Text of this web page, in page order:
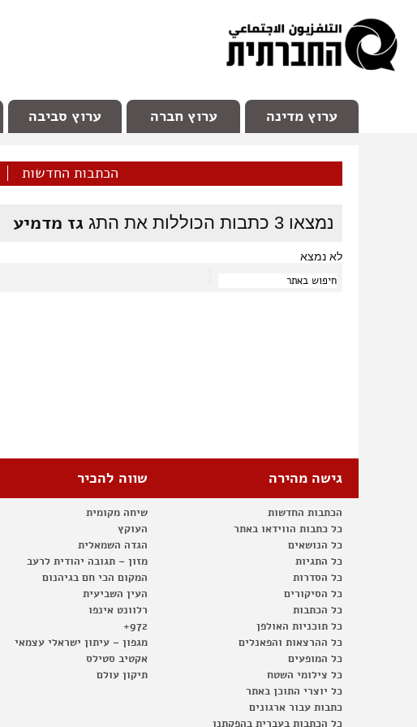
ערוץ מדינה ערוץ חברה ערוץ סביבה
הכתבות החדשות
נמצאו 3 כתבות הכוללות את התג גז מדמיע
לא נמצא
גישה מהירה
הכתבות החדשות
כל כתבות הווידאו באתר
כל הנושאים
כל התגיות
כל הסדרות
כל הסיקורים
כל הכתבות
כל תוכניות האולפן
כל ההרצאות והפאנלים
כל המופעים
כל צילומי השטח
כל יוצרי התוכן באתר
כתבות עבור ארגונים
כל הכתבות בעברית בהפקתנו
שווה להכיר
שיחה מקומית
העוקץ
הגדה השמאלית
מזון – תגובה יהודית לרעב
המקום הכי חם בגיהנום
העין השביעית
רלוונט אינפו
972+
מגפון – עיתון ישראלי עצמאי
אקטיב סטילס
תיקון עולם